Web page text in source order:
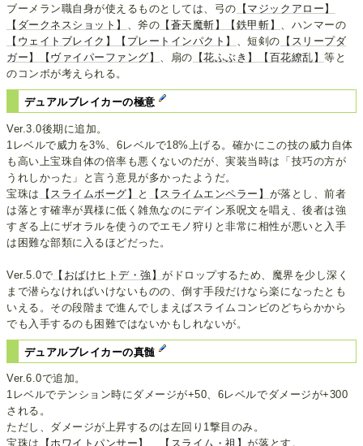
ブーメラン職自身が使えるものとしては、弓の 【マジックアロー】
【ダークネスショット】 、斧の 【蒼天魔斬】 【鉄甲斬】 、ハンマーの
【ウェイトブレイク】
【プレートインパクト】 、短剣の 【スリープダ
ガー】
【ヴァイパーファング】 、扇の 【花ふぶき】 【百花繚乱】等と
のコンボが考えられる。
デュアルブレイカーの極意
Ver.3.0後期に追加。
1レベルで威力を3%、6レベルで18%上げる。確かにこの技の威力自体
も高い上宝珠自体の倍率も悪くないのだが、実装当時は「技巧の方が
うれしかった」と言う意見が多かったようだ。
宝珠は
【スライムボーグ】 と 【スライムエンペラー】 が落とし、前者
は落とす確率が異様に低く雑魚なのにデイン系呪文を唱え、後者は強
すぎる上にザオラルを使うのでエモノ狩りと非常に相性が悪いと入手
は困難な部類に入るほどだった。
Ver.5.0で 【おばけヒトデ・強】がドロップするため、魔界を少し深く
まで潜らなければいけないものの、倒す手段だけなら楽になったとも
いえる。その段階まで進んでしまえばスライムコンビのどちらかから
でも入手するのも困難ではないかもしれないが。
デュアルブレイカーの真髄
Ver.6.0で追加。
1レベルでテンション時にダメージが+50、6レベルでダメージが+300
される。
ただし、ダメージが上昇するのは左回り1撃目のみ。
宝珠は
【ホワイトパンサー】 【スライム・祖】が落とす。